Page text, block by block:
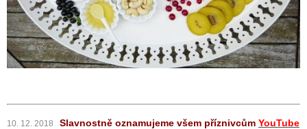
10. 12. 2018 Slavnostně oznamujeme všem příznivcům YouTube